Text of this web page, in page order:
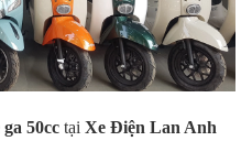
ga 50cctại Xe Điện Lan Anh